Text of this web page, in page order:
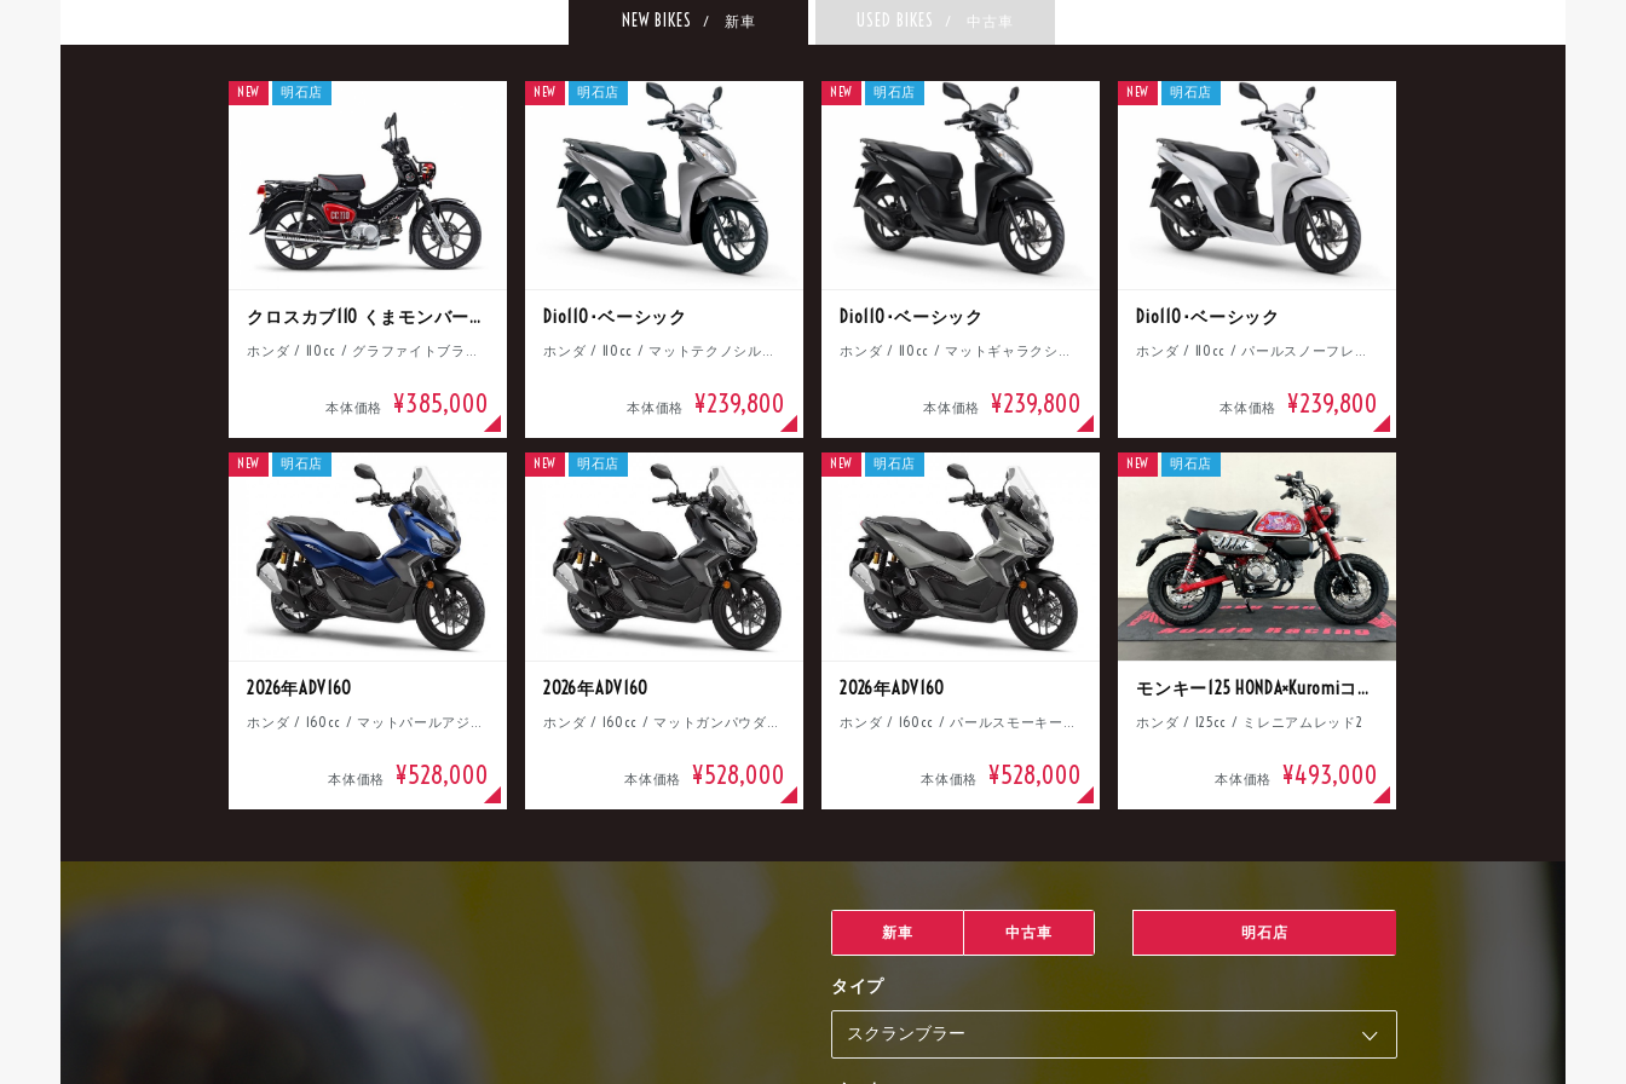
NEW BIKES / 新車 USED BIKES / 中古車
クロスカブ110 くまモンバージョン
ホンダ / 110cc / グラファイトブラック
本体価格 ¥385,000
NEW 明石店
Dio110･ベーシック
ホンダ / 110cc / マットテクノシルバーメタリック
本体価格 ¥239,800
NEW 明石店
Dio110･ベーシック
ホンダ / 110cc / マットギャラクシーブラックメタリック
本体価格 ¥239,800
NEW 明石店
Dio110･ベーシック
ホンダ / 110cc / パールスノーフレークホワイト
本体価格 ¥239,800
NEW 明石店
2026年ADV160
ホンダ / 160cc / マットパールアジャイルブルー
本体価格 ¥528,000
NEW 明石店
2026年ADV160
ホンダ / 160cc / マットガンパウダーブラックメタリック
本体価格 ¥528,000
NEW 明石店
2026年ADV160
ホンダ / 160cc / パールスモーキーグレー
本体価格 ¥528,000
NEW 明石店
モンキー125 HONDA×Kuromiコラボ
ホンダ / 125cc / ミレニアムレッド2
本体価格 ¥493,000
NEW 明石店
新車 中古車 明石店
タイプ